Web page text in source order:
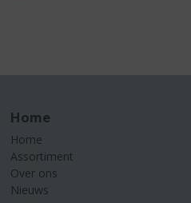
Home
Home
Assortiment
Over ons
Nieuws